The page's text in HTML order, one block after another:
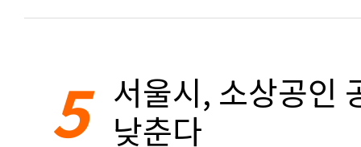
5 서울시, 소상공인
낮춘다